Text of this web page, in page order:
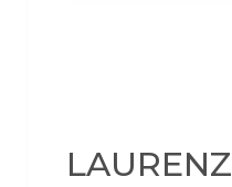
LAURENZ